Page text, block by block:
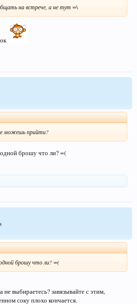
на встрече, а не тут =\
можешь прийти?
брошу что ли? =(
брошу что ли? =(
выбираетесь? завязывайте с этим,
соку плохо кончается.